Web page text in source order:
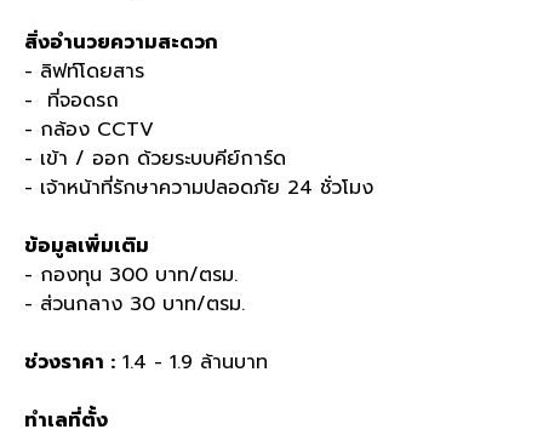
สิ่งอำนวยความสะดวก
- ลิฟท์โดยสาร
- ที่จอดรถ
- กล้อง CCTV
- เข้า / ออก ด้วยระบบคีย์การ์ด
- เจ้าหน้าที่รักษาความปลอดภัย 24 ชั่วโมง
ข้อมูลเพิ่มเติม
- กองทุน 300 บาท/ตรม.
- ส่วนกลาง 30 บาท/ตรม.
ช่วงราคา : 1.4 - 1.9 ล้านบาท
ทำเลที่ตั้ง